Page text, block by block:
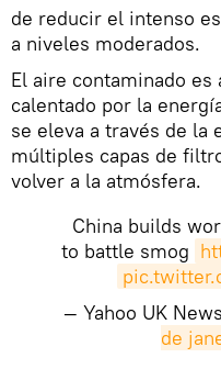
de reducir el intenso
a niveles moderados.
El aire contaminado
calentado por la
se eleva a través de la
múltiples capas de
volver a la atmósfera.
China builds
to battle smog
— Yahoo UK
de